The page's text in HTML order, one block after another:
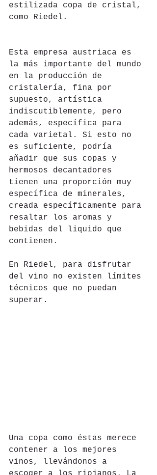
estilizada copa de cristal,
como Riedel.
Esta empresa austriaca es
la más importante del mundo
en la producción de
cristalería, fina por
supuesto, artística
indiscutiblemente, pero
además, específica para
cada varietal. Si esto no
es suficiente, podría
añadir que sus copas y
hermosos decantadores
tienen una proporción muy
específica de minerales,
creada específicamente para
resaltar los aromas y
bebidas del liquido que
contienen.
En Riedel, para disfrutar
del vino no existen límites
técnicos que no puedan
superar.
Una copa como éstas merece
contener a los mejores
vinos, llevándonos a